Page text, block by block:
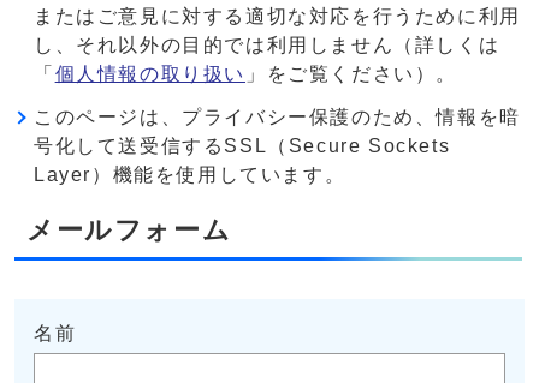
またはご意見に対する適切な対応を行うために利用
し、それ以外の目的では利用しません（詳しくは
「 個人情報の取り扱い 」をご覧ください）。
このページは、プライバシー保護のため、情報を暗
号化して送受信するSSL（Secure Sockets
Layer）機能を使用しています。
メールフォーム
名前